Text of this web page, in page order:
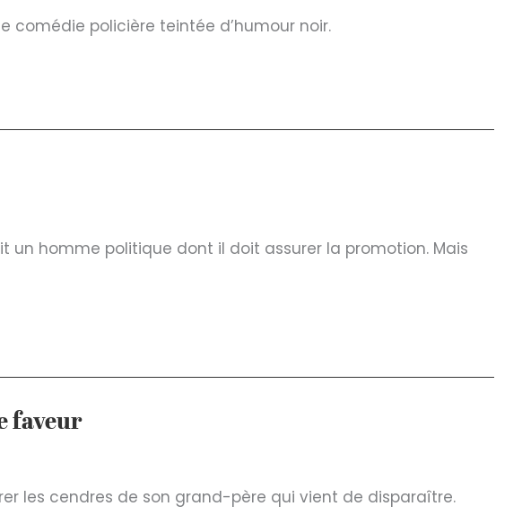
comédie policière teintée d’humour noir.
un homme politique dont il doit assurer la promotion. Mais
faveur
les cendres de son grand-père qui vient de disparaître.